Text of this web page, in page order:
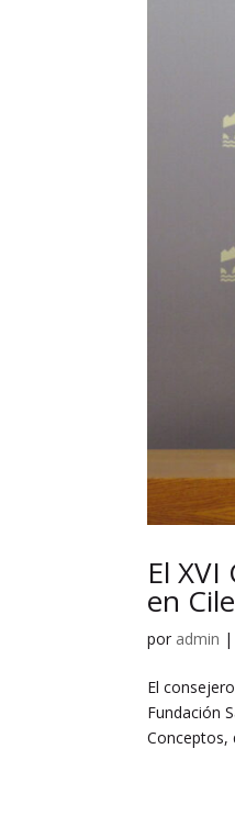
El
en
por admin
El
Fundación
Conceptos,